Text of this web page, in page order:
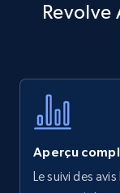
specific
Title, Seller
Revolve
Aperçu
Le suivi des